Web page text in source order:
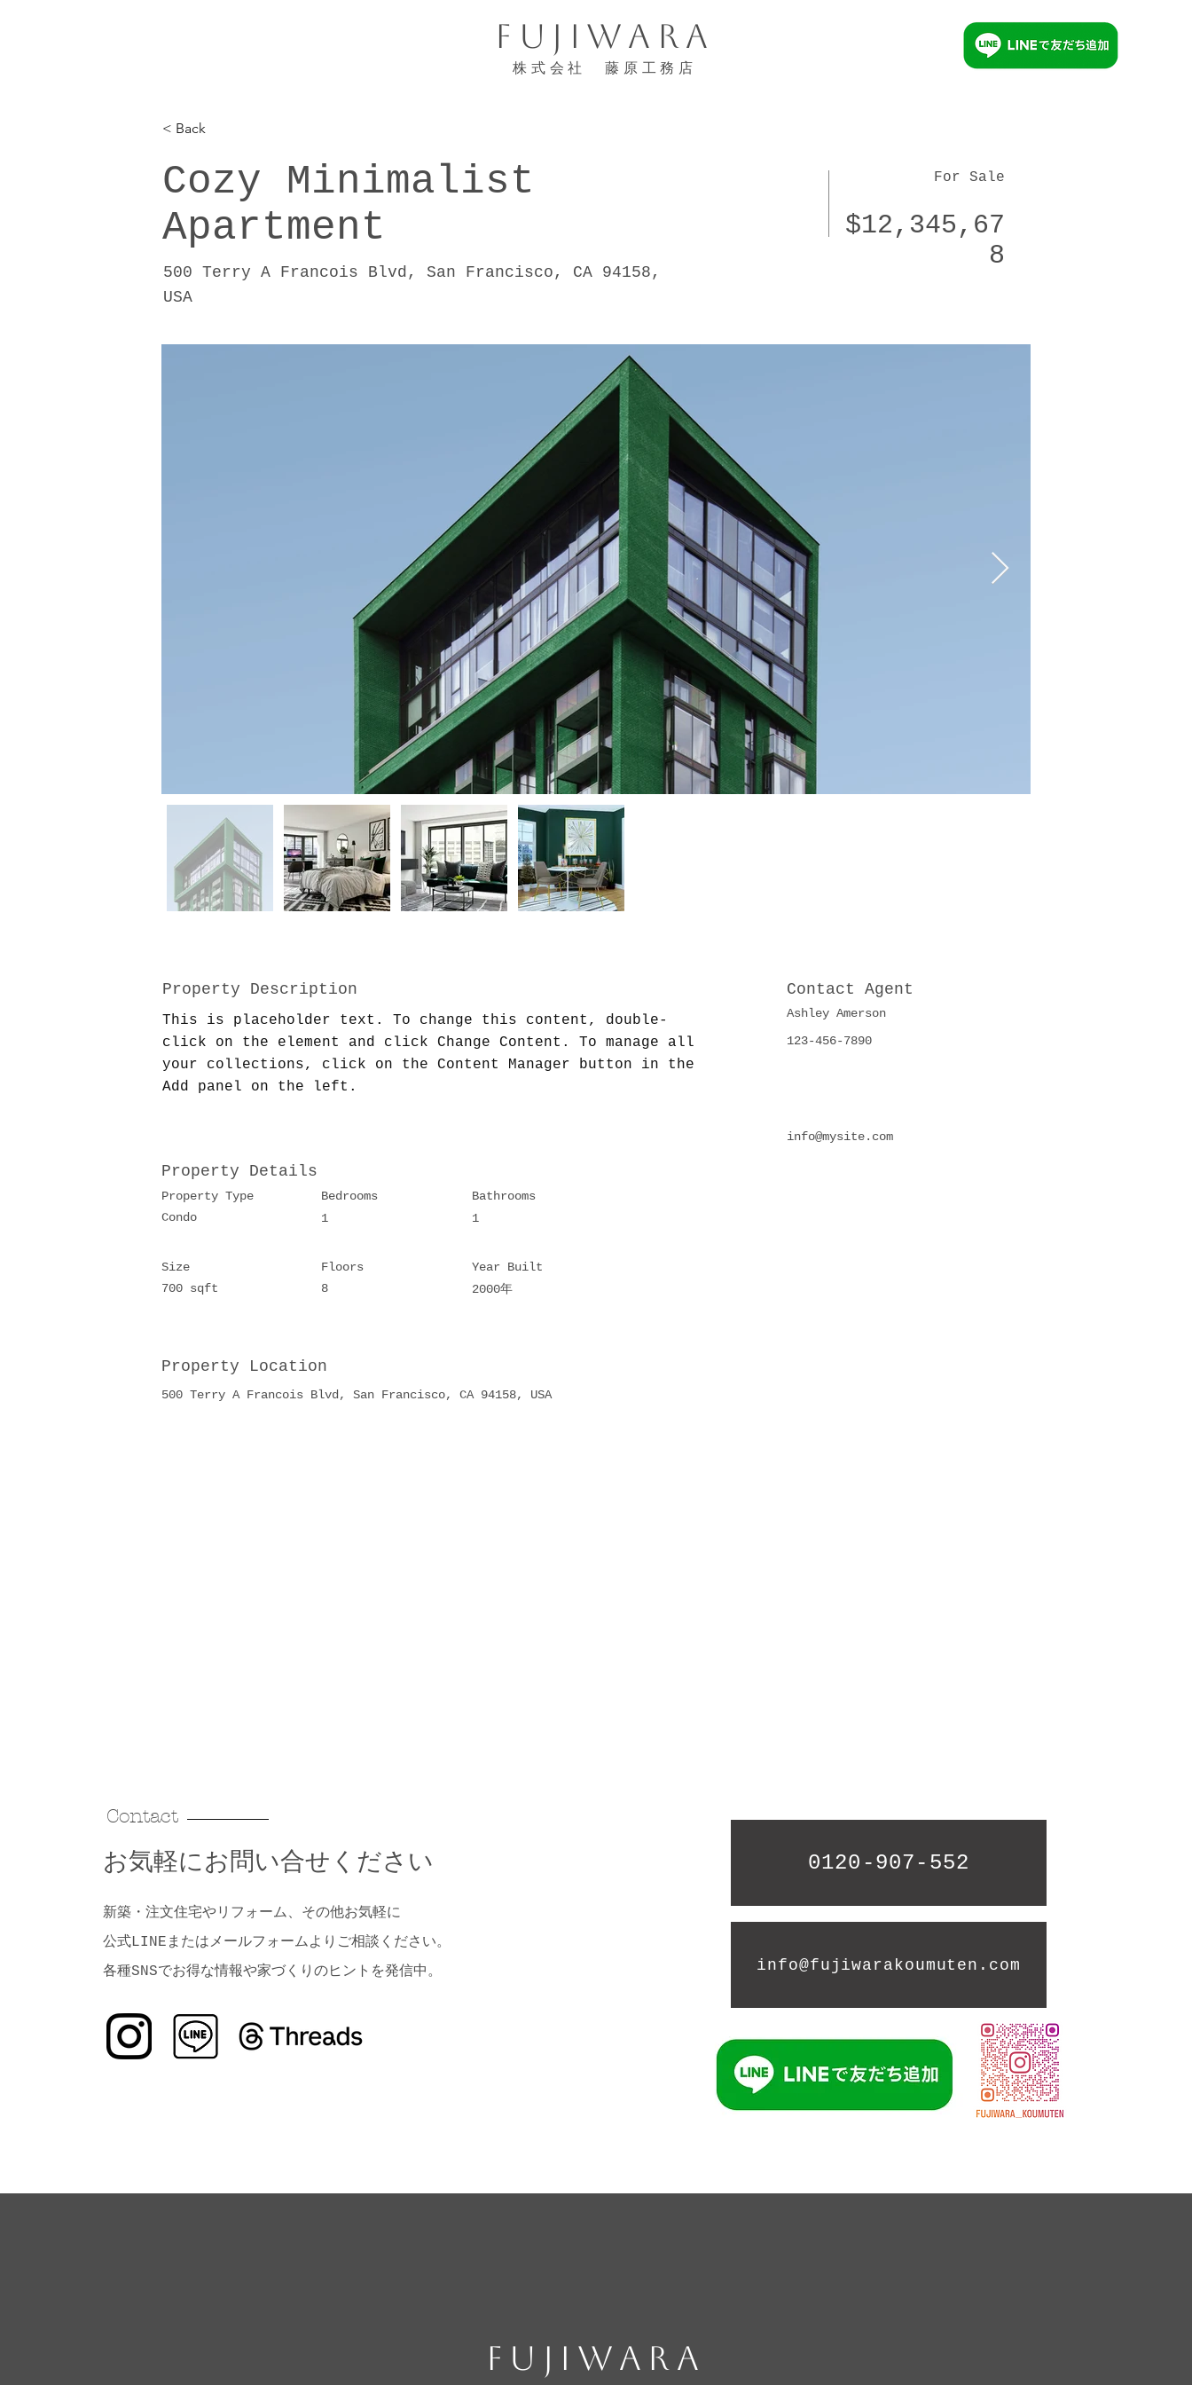
FUJIWARA
株式会社 藤原工務店
< Back
Cozy Minimalist
Apartment
500 Terry A Francois Blvd, San Francisco, CA 94158,
USA
For Sale
$12,345,67
8
Property Description
This is placeholder text. To change this content, double-
click on the element and click Change Content. To manage all
your collections, click on the Content Manager button in the
Add panel on the left.
Contact Agent
Ashley Amerson
123-456-7890
info@mysite.com
Property Details
Property Type
Condo
Bedrooms
1
Bathrooms
1
Size
700 sqft
Floors
8
Year Built
2000年
Property Location
500 Terry A Francois Blvd, San Francisco, CA 94158, USA
Contact
​お気軽にお問い合せください
新築・注文住宅やリフォーム、その他お気軽に
公式LINEまたはメールフォームよりご相談ください。
​各種SNSでお得な情報や家づくりのヒントを発信中。
0120-907-552
info@fujiwarakoumuten.com
FUJIWARA